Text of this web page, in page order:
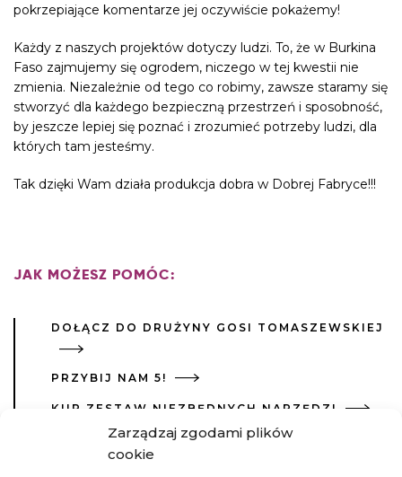
Zarządzaj zgodami plików
cookie
pokrzepiające komentarze jej oczywiście pokażemy!
Każdy z naszych projektów dotyczy ludzi. To, że w Burkina
Faso zajmujemy się ogrodem, niczego w tej kwestii nie
zmienia. Niezależnie od tego co robimy, zawsze staramy się
stworzyć dla każdego bezpieczną przestrzeń i sposobność,
by jeszcze lepiej się poznać i zrozumieć potrzeby ludzi, dla
których tam jesteśmy.
Tak dzięki Wam działa produkcja dobra w Dobrej Fabryce!!!
JAK MOŻESZ POMÓC:
DOŁĄCZ DO DRUŻYNY GOSI TOMASZEWSKIEJ
PRZYBIJ NAM 5!
KUP ZESTAW NIEZBĘDNYCH NARZĘDZI